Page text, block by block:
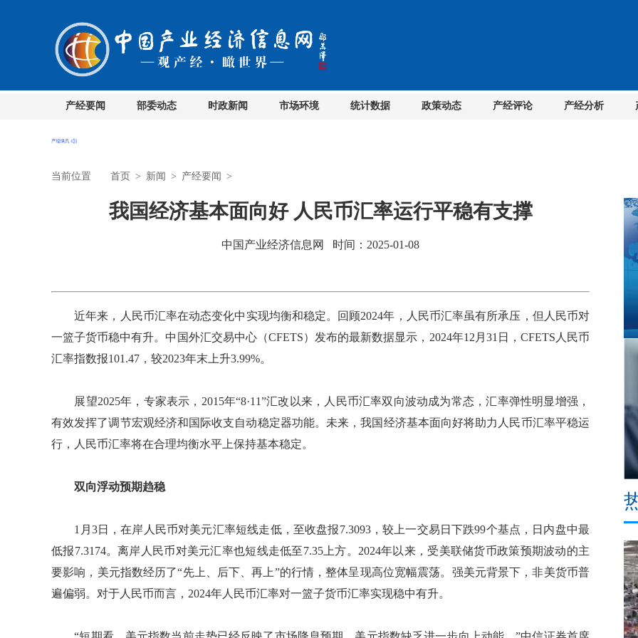
产经要闻 部委动态 时政新闻 市场环境 统计数据 政策动态 产经评论 产经分析
当前位置 首页 > 新闻 > 产经要闻 >
我国经济基本面向好 人民币汇率运行平稳有支撑
中国产业经济信息网 时间：2025-01-08
近年来，人民币汇率在动态变化中实现均衡和稳定。回顾2024年，人民币汇率虽有所承压，但人民币对
一篮子货币稳中有升。中国外汇交易中心（CFETS）发布的最新数据显示，2024年12月31日，CFETS人民币
汇率指数报101.47，较2023年末上升3.99%。
展望2025年，专家表示，2015年“8·11”汇改以来，人民币汇率双向波动成为常态，汇率弹性明显增强，
有效发挥了调节宏观经济和国际收支自动稳定器功能。未来，我国经济基本面向好将助力人民币汇率平稳运
行，人民币汇率将在合理均衡水平上保持基本稳定。
双向浮动预期趋稳
1月3日，在岸人民币对美元汇率短线走低，至收盘报7.3093，较上一交易日下跌99个基点，日内盘中最
低报7.3174。离岸人民币对美元汇率也短线走低至7.35上方。2024年以来，受美联储货币政策预期波动的主
要影响，美元指数经历了“先上、后下、再上”的行情，整体呈现高位宽幅震荡。强美元背景下，非美货币普
遍偏弱。对于人民币而言，2024年人民币汇率对一篮子货币汇率实现稳中有升。